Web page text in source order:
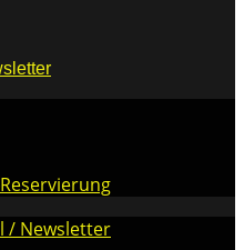
/ Newsletter